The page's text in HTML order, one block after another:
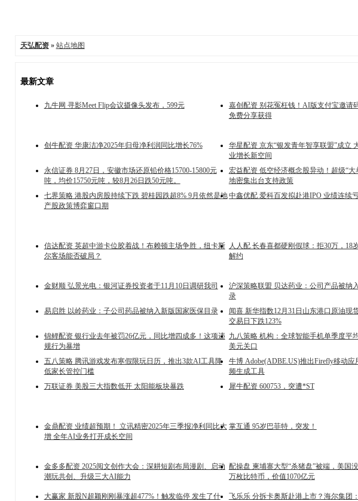
天弘配资» 站点地图
最新文章
九牛网 寻影Meet Flip会议摄像头发布，599元
嘉创配资 别花冤枉钱！AI版支付宝邀请
免费分享获得
创牛配资 华康洁净2025年归母净利润同比增长76%
华星配资 京东“银发青年智享联盟”成立
业增长新空间
永信证券 8月27日，安徽市场还原铅价格15700-15800元
吨，均价15750元吨，较8月26日跌50元吨。
宏益配资 低空经济概念股异动！超级“大
地密集出台支持政策
七界策略 港股内房股持续下跌 碧桂园跌超8% 9月依然是地
产股政策博弈窗口期
中鑫优配 爱科百发拟赴港IPO 业绩连续
信达配资 英超中游卡位胶着战！布赖顿主场争胜，纽卡斯
尔客场能否破局？
人人配 长春喜都硬刚假球：拒30万，18
解约
金财顺 弘景光电：银河证券投资者于11月10日调研我司
沪深策略联盟 贝达药业：公司产品被纳
录
易启胜 以岭药业：子公司药品被纳入新版国家医保目录
闻喜 新华指数12月31日山东港口原油现
交易日下跌123%
锦鲤配资 银行业去年被罚26亿元，同比增四成多！这项违
规行为暴增
九八策略 机构：全球智能手机单季度平
美元关口
五八策略 腾讯游戏发布寒假限玩日历，推出3款AI工具降
低家长管控门槛
牛博 Adobe(ADBE.US)推出Firefly移动
频生成工具
万联证券 美股三大指数低开 太阳能板块暴跌
犀牛配资 600753，突遭*ST
金鼎配资 业绩超预期！ 立讯精密2025年三季报净利同比大
增 全年AI业务打开成长空间
掌互通 95岁巴菲特，突发！
金多多配资 2025阅文创作大会：深耕短剧布局漫剧、启动
潮玩共创、升级三大AI能力
配操盘 柬埔寨大型“杀猪盘”被端，美国
万枚比特币，价值1070亿元
大赢家 新股N超颖刚刚暴涨超477%！触发临停 发生了什
飞乐乐 分拆卡奥斯赴港上市？海尔集团